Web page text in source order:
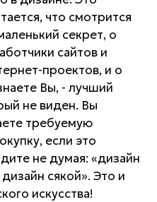
что смотрится
секрет, о
сайтов и
проектов, и о
Вы, - лучший
не виден. Вы
требуемую
если это
не думая: «дизайн
сякой». Это и
искусства!